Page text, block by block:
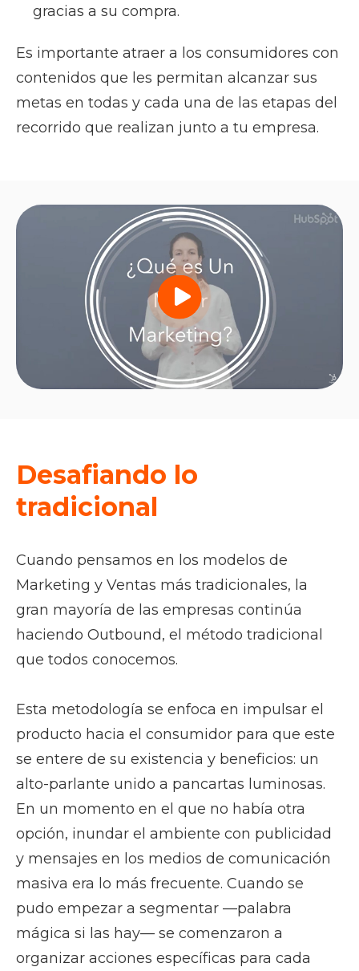
gracias a su compra.
Es importante atraer a los consumidores con
contenidos que les permitan alcanzar sus
metas en todas y cada una de las etapas del
recorrido que realizan junto a tu empresa.
Desafiando lo
tradicional
Cuando pensamos en los modelos de
Marketing y Ventas más tradicionales, la
gran mayoría de las empresas continúa
haciendo Outbound, el método tradicional
que todos conocemos.
Esta metodología se enfoca en impulsar el
producto hacia el consumidor para que este
se entere de su existencia y beneficios: un
alto-parlante unido a pancartas luminosas.
En un momento en el que no había otra
opción, inundar el ambiente con publicidad
y mensajes en los medios de comunicación
masiva era lo más frecuente. Cuando se
pudo empezar a segmentar —palabra
mágica si las hay— se comenzaron a
organizar acciones específicas para cada